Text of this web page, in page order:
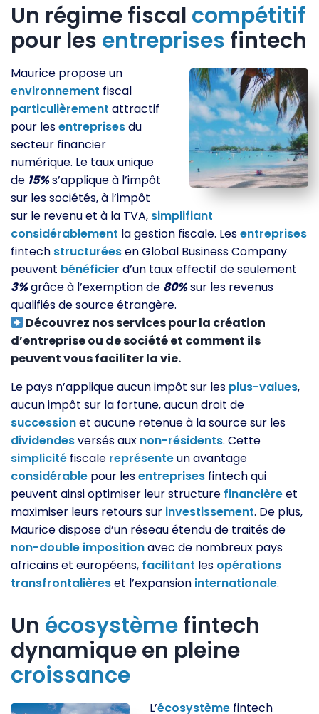
Un régime fiscal compétitif
pour les entreprises fintech
Maurice propose un
environnement fiscal
particulièrement attractif
pour lesentreprisesdu
secteur financier
numérique. Le taux unique
de 15%s’applique à l’impôt
sur les sociétés, à l’impôt
sur le revenu et à la TVA, simplifiant
considérablement la gestion fiscale. Lesentreprises
fintech structuréesen Global Business Company
peuvent bénéficier d’un taux effectif de seulement
3%grâce à l’exemption de 80%sur les revenus
qualifiés de source étrangère.
Découvrez nos services pour la création
d’entreprise ou de société et comment ils
peuvent vous faciliter la vie.
Le pays n’applique aucun impôt sur les plus-values,
aucun impôt sur la fortune, aucun droit de
successionet aucune retenue à la source sur les
dividendesversés aux non-résidents. Cette
simplicité fiscale représenteun avantage
considérable pour lesentreprises fintech qui
peuvent ainsi optimiser leur structure financièreet
maximiser leurs retours sur investissement. De plus,
Maurice dispose d’un réseau étendu de traités de
non-double impositionavec de nombreux pays
africains et européens, facilitant les opérations
transfrontalièreset l’expansion internationale.
Un écosystèmefintech
dynamique en pleine
croissance
L’écosystème fintech